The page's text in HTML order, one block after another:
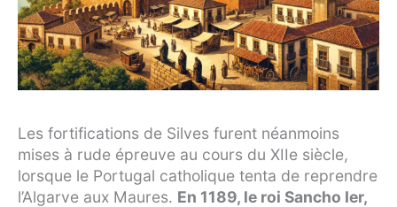
Les fortifications de Silves furent néanmoins
mises à rude épreuve au cours du XIIe siècle,
lorsque le Portugal catholique tenta de reprendre
l’Algarve aux Maures. En 1189, le roi Sancho Ier,